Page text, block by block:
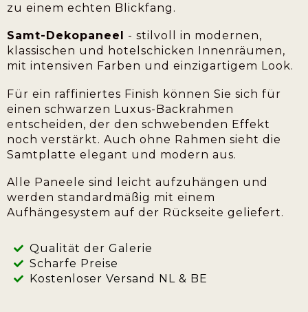
zu einem echten Blickfang.
Samt-Dekopaneel
- stilvoll in modernen,
klassischen und hotelschicken Innenräumen,
mit intensiven Farben und einzigartigem Look.
Für ein raffiniertes Finish können Sie sich für
einen schwarzen Luxus-Backrahmen
entscheiden, der den schwebenden Effekt
noch verstärkt. Auch ohne Rahmen sieht die
Samtplatte elegant und modern aus.
Alle Paneele sind leicht aufzuhängen und
werden standardmäßig mit einem
Aufhängesystem auf der Rückseite geliefert.
Qualität der Galerie
Scharfe Preise
Kostenloser Versand NL & BE